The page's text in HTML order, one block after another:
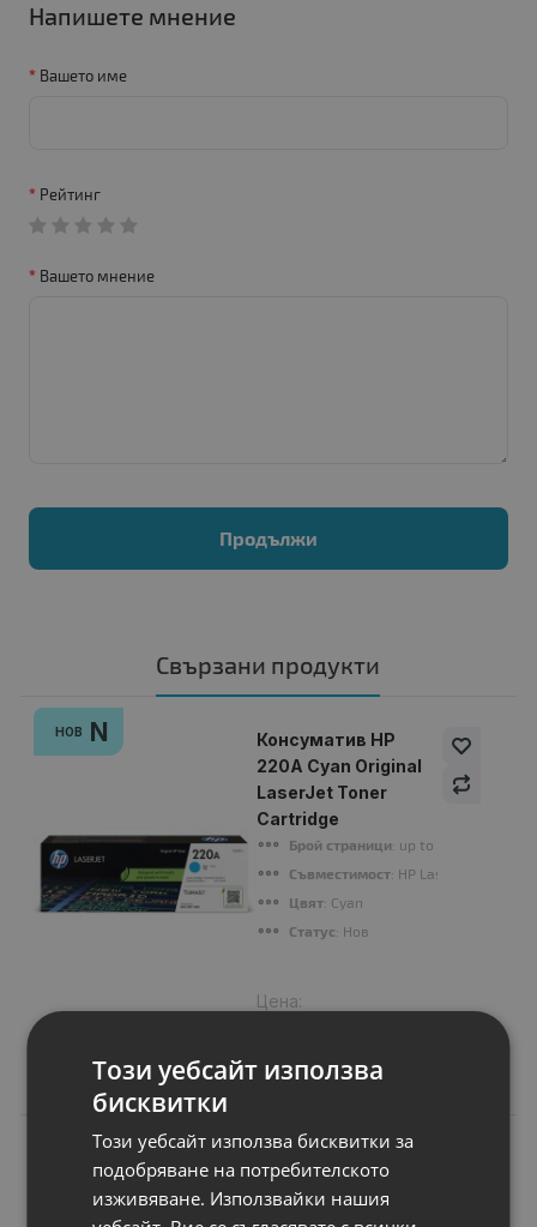
Напишете мнение
Вашето име
Рейтинг
Вашето мнение
Продължи
Свързани продукти
НОВ N
Консуматив HP
220A Cyan Original
LaserJet Toner
Cartridge
Брой страници: up to 1 800 pages
Съвместимост: HP LaserJet Pro
Цвят: Cyan
Статус: Нов
Цена:
Подобни продукти
Този уебсайт използва
бисквитки
Този уебсайт използва бисквитки за
подобряване на потребителското
изживяване. Използвайки нашия